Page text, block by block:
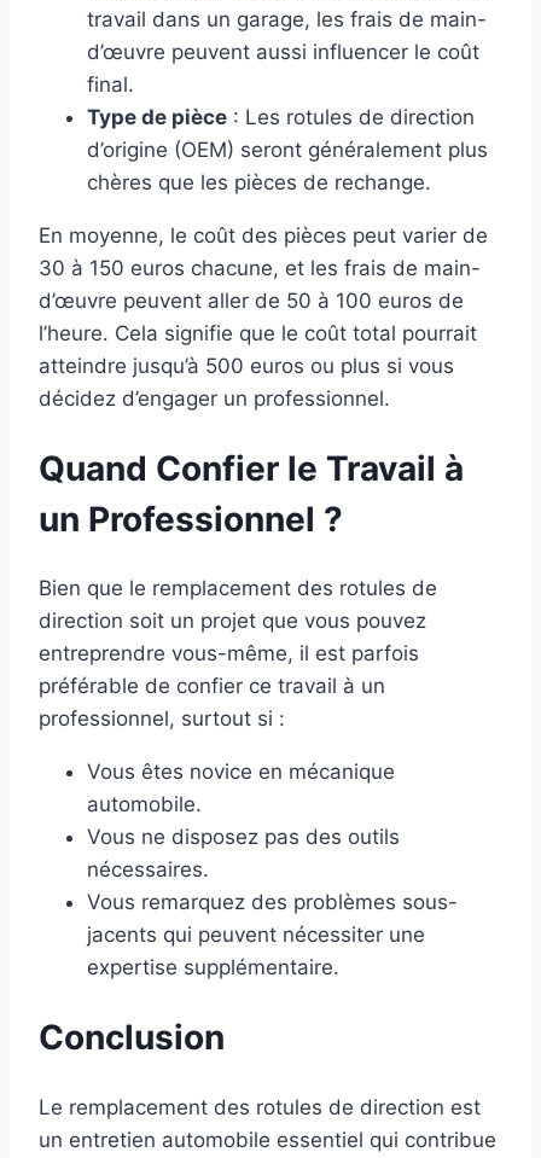
travail dans un garage, les frais de main-
d’œuvre peuvent aussi influencer le coût
final.
Type de pièce : Les rotules de direction
d’origine (OEM) seront généralement plus
chères que les pièces de rechange.
En moyenne, le coût des pièces peut varier de
30 à 150 euros chacune, et les frais de main-
d’œuvre peuvent aller de 50 à 100 euros de
l’heure. Cela signifie que le coût total pourrait
atteindre jusqu’à 500 euros ou plus si vous
décidez d’engager un professionnel.
Quand Confier le Travail à
un Professionnel ?
Bien que le remplacement des rotules de
direction soit un projet que vous pouvez
entreprendre vous-même, il est parfois
préférable de confier ce travail à un
professionnel, surtout si :
Vous êtes novice en mécanique
automobile.
Vous ne disposez pas des outils
nécessaires.
Vous remarquez des problèmes sous-
jacents qui peuvent nécessiter une
expertise supplémentaire.
Conclusion
Le remplacement des rotules de direction est
un entretien automobile essentiel qui contribue